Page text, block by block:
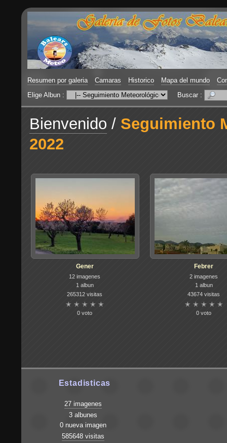
Resumen por galeria Camaras Historico Mapa del mundo
Elige Albun :
Buscar :
Bienvenido / Seguimiento
2022
Gener
12 imagenes
1 albun
265312 visitas
0 voto
Febrer
2 imagenes
1 albun
43674 visitas
0 voto
Estadisticas
27 imagenes
3 albunes
0 nueva imagen
585648 visitas